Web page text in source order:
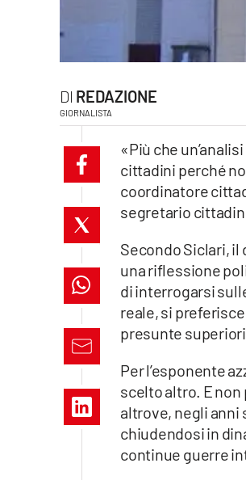
catanzarochannel.it
lacapitalenews.it
Vai
REDAZIONE
GIORNALISTA
«Più che
cittadini perché
coordinatore
segretario
Secondo Siclari,
una riflessione
di interrogarsi
reale, si
presunte
Per l’esponente
scelto altro. E non
altrove, negli
chiudendosi in
continue guerre